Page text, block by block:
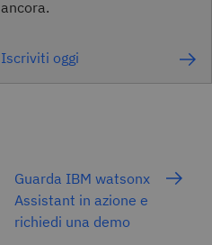
ancora.
Iscriviti oggi
Guarda IBM watsonx
Assistant in azione e
richiedi una demo